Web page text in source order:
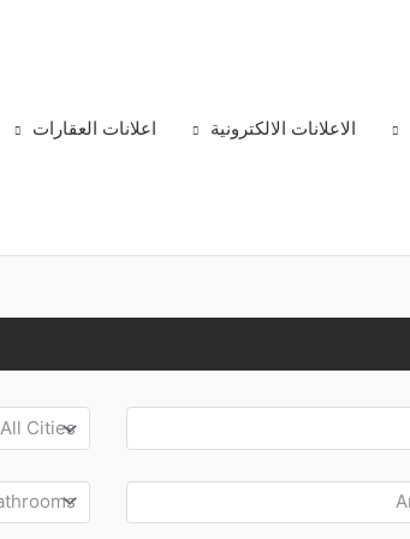
الاعلانات الالكترونية اعلانات العقارات